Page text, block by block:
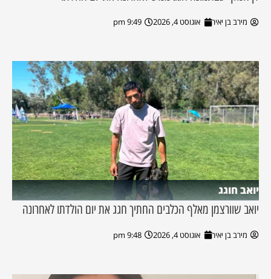
מירב בן יאיר אוגוסט 4, 2026 9:49 pm
יואב חוגג
יואב שוורצמן מאלף הכלבים החתיך חגג את יום הולדתו לאחרונה
מירב בן יאיר אוגוסט 4, 2026 9:48 pm